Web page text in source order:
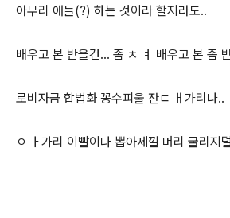
아무리 애들(?) 하는 것이라 할지라도..
배우고 본 받을건... 좀 ㅊ ㅕ 배우고 본 좀
로비자금 합법화 꽁수피울 잔ㄷ ㅐ가리나..
ㅇ ㅏ가리 이빨이나 뽑아제낄 머리 굴리지